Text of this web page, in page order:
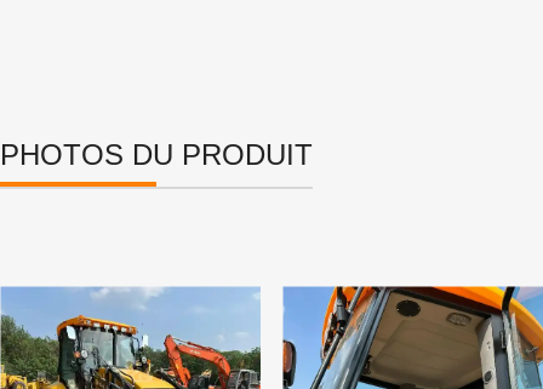
PHOTOS DU PRODUIT